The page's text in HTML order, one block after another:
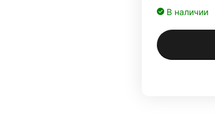
В наличии